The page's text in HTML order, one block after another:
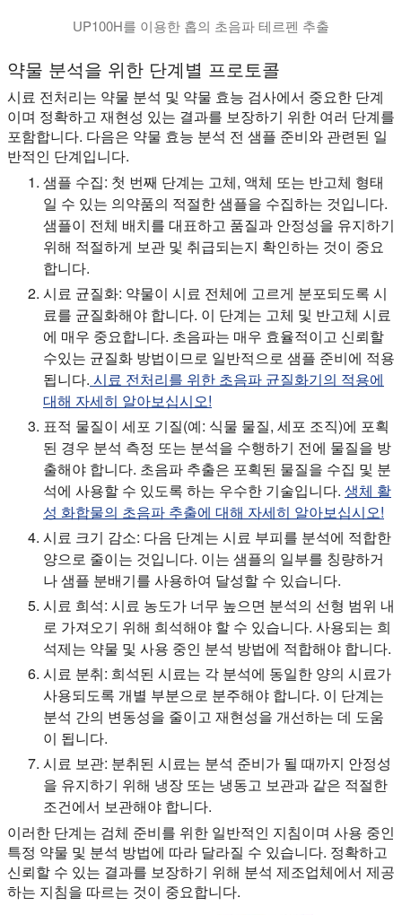
UP100H를 이용한 홉의 초음파 테르펜 추출
약물 분석을 위한 단계별 프로토콜
시료 전처리는 약물 분석 및 약물 효능 검사에서 중요한 단계
이며 정확하고 재현성 있는 결과를 보장하기 위한 여러 단계를
포함합니다. 다음은 약물 효능 분석 전 샘플 준비와 관련된 일
반적인 단계입니다.
샘플 수집: 첫 번째 단계는 고체, 액체 또는 반고체 형태
일 수 있는 의약품의 적절한 샘플을 수집하는 것입니다.
샘플이 전체 배치를 대표하고 품질과 안정성을 유지하기
위해 적절하게 보관 및 취급되는지 확인하는 것이 중요
합니다.
시료 균질화: 약물이 시료 전체에 고르게 분포되도록 시
료를 균질화해야 합니다. 이 단계는 고체 및 반고체 시료
에 매우 중요합니다. 초음파는 매우 효율적이고 신뢰할
수있는 균질화 방법이므로 일반적으로 샘플 준비에 적용
됩니다. 시료 전처리를 위한 초음파 균질화기의 적용에
대해 자세히 알아보십시오!
표적 물질이 세포 기질(예: 식물 물질, 세포 조직)에 포획
된 경우 분석 측정 또는 분석을 수행하기 전에 물질을 방
출해야 합니다. 초음파 추출은 포획된 물질을 수집 및 분
석에 사용할 수 있도록 하는 우수한 기술입니다. 생체 활
성 화합물의 초음파 추출에 대해 자세히 알아보십시오!
시료 크기 감소: 다음 단계는 시료 부피를 분석에 적합한
양으로 줄이는 것입니다. 이는 샘플의 일부를 칭량하거
나 샘플 분배기를 사용하여 달성할 수 있습니다.
시료 희석: 시료 농도가 너무 높으면 분석의 선형 범위 내
로 가져오기 위해 희석해야 할 수 있습니다. 사용되는 희
석제는 약물 및 사용 중인 분석 방법에 적합해야 합니다.
시료 분취: 희석된 시료는 각 분석에 동일한 양의 시료가
사용되도록 개별 부분으로 분주해야 합니다. 이 단계는
분석 간의 변동성을 줄이고 재현성을 개선하는 데 도움
이 됩니다.
시료 보관: 분취된 시료는 분석 준비가 될 때까지 안정성
을 유지하기 위해 냉장 또는 냉동고 보관과 같은 적절한
조건에서 보관해야 합니다.
이러한 단계는 검체 준비를 위한 일반적인 지침이며 사용 중인
특정 약물 및 분석 방법에 따라 달라질 수 있습니다. 정확하고
신뢰할 수 있는 결과를 보장하기 위해 분석 제조업체에서 제공
하는 지침을 따르는 것이 중요합니다.